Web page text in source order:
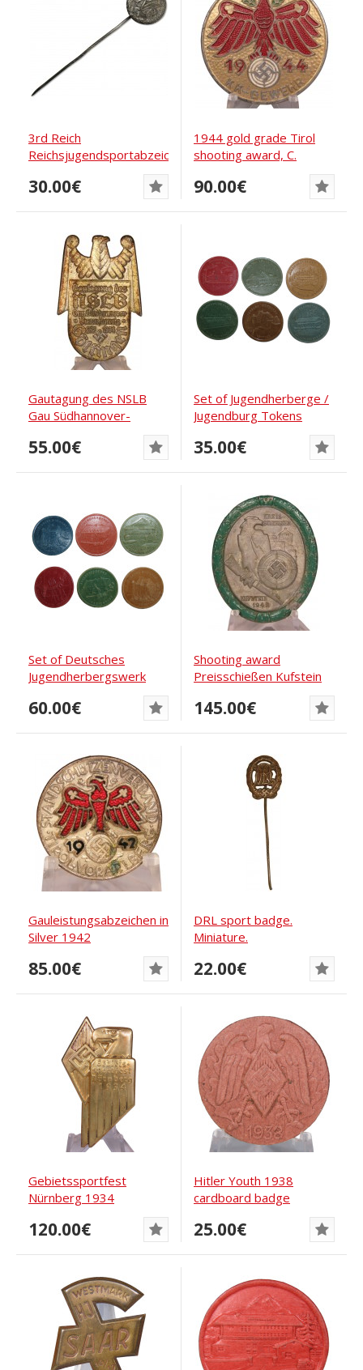
3rd Reich
Reichsjugendsportabzeichen,
30.00€
1944 gold grade Tirol
shooting award, C.
90.00€
Gautagung des NSLB
Gau Südhannover-
Braunschweig 27.5.1934
55.00€
Set of Jugendherberge /
Jugendburg Tokens
35.00€
Set of Deutsches
Jugendherbergswerk
60.00€
Shooting award
Preisschießen Kufstein
145.00€
Gauleistungsabzeichen in
Silver 1942
85.00€
DRL sport badge.
Miniature.
22.00€
Gebietssportfest
Nürnberg 1934
120.00€
Hitler Youth 1938
cardboard badge
25.00€